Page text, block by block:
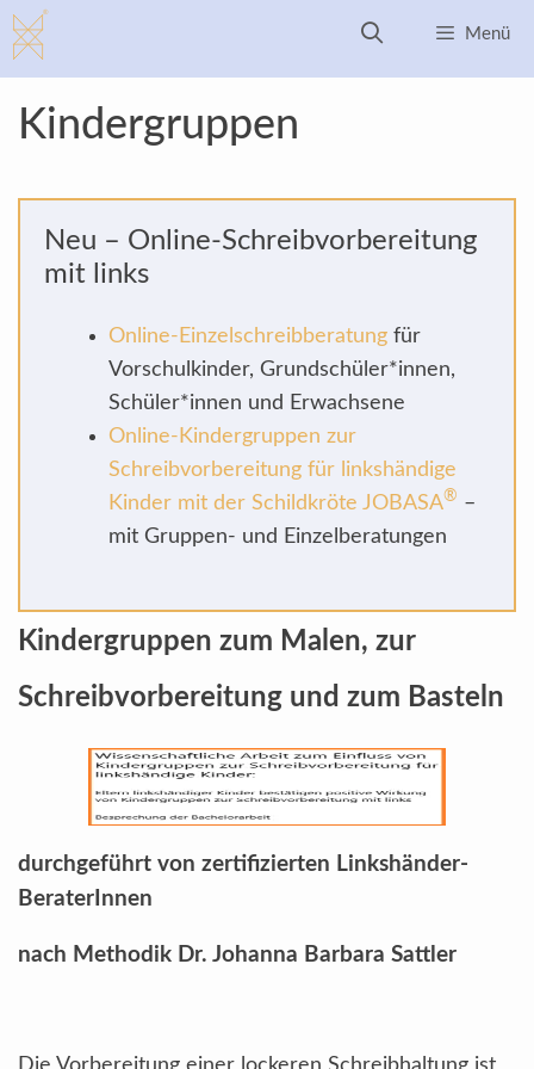
Zum
Inhalt
springen
Menü
Kindergruppen
Neu – Online-Schreibvorbereitung
mit links
Online-Einzelschreibberatung für
Vorschulkinder, Grundschüler*innen,
Schüler*innen und Erwachsene
Online-Kindergruppen zur
Schreibvorbereitung für linkshändige
Kinder mit der Schildkröte JOBASA® –
mit Gruppen- und Einzelberatungen
Kindergruppen zum Malen, zur
Schreibvorbereitung und zum Basteln
durchgeführt von zertifizierten Linkshänder-
BeraterInnen
nach Methodik Dr. Johanna Barbara Sattler